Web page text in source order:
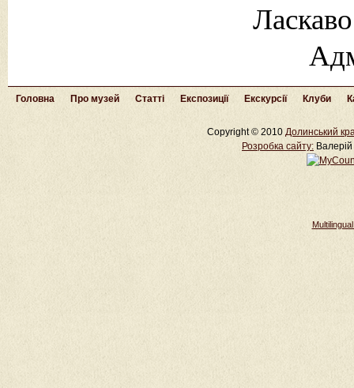
Головна Про музей Статті Експозиції Екскурсії Клуби
Copyright © 2010 Долинський
Розробка cайту: